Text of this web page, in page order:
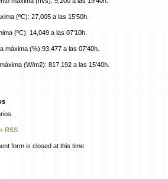
(ºC): 27,005 a las 15’50h.
(ºC): 14,049 a las 07’10h.
máxima (%):93,477 a las 07’40h.
(W/m2): 817,192 a las 15’40h.
RSS
form is closed at this time.